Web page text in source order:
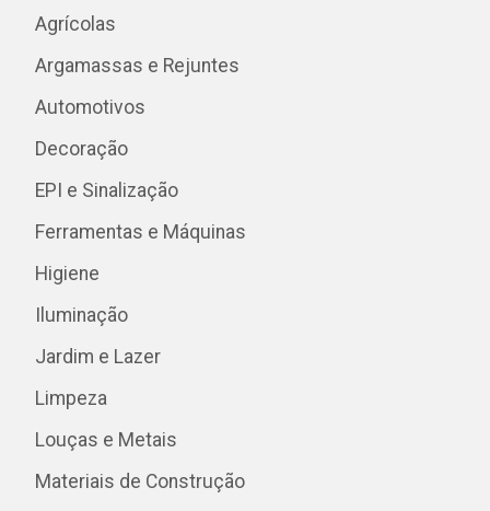
Agrícolas
Argamassas e Rejuntes
Automotivos
Decoração
EPI e Sinalização
Ferramentas e Máquinas
Higiene
Iluminação
Jardim e Lazer
Limpeza
Louças e Metais
Materiais de Construção